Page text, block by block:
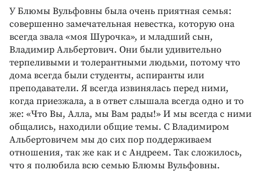
У Блюмы Вульфовны была очень приятная семья:
совершенно замечательная невестка, которую она
всегда звала «моя Шурочка», и младший сын,
Владимир Альбертович. Они были удивительно
терпеливыми и толерантными людьми, потому что
дома всегда были студенты, аспиранты или
преподаватели. Я всегда извинялась перед ними,
когда приезжала, а в ответ слышала всегда одно и то
же: «Что Вы, Алла, мы Вам рады!» И мы всегда с ними
общались, находили общие темы. С Владимиром
Альбертовичем мы до сих пор поддерживаем
отношения, так же как и с Андреем. Так сложилось,
что я полюбила всю семью Блюмы Вульфовны.